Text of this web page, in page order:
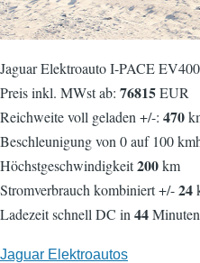
Jaguar Elektroauto I-PACE
Preis inkl. MWst ab: 76815EUR
Reichweite voll geladen +/-: 470
Beschleunigung von 0 auf 100
Höchstgeschwindigkeit200km
Stromverbrauch kombiniert +/-24
Ladezeit schnell DC in 44
Jaguar Elektroautos